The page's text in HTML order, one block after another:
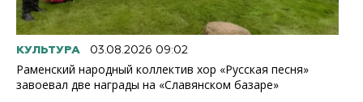
КУЛЬТУРА 03.08.2026 09:02
Раменский народный коллектив хор «Русская песня»
завоевал две награды на «Славянском базаре»